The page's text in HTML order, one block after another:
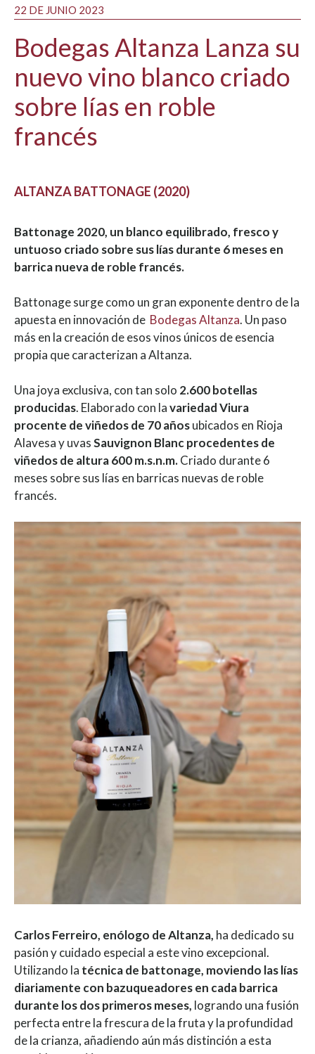
22 DE JUNIO 2023
Bodegas Altanza Lanza su
nuevo vino blanco criado
sobre lías en roble
francés
ALTANZA BATTONAGE (2020)
Battonage 2020, un blanco equilibrado, fresco y
untuoso criado sobre sus lías durante 6 meses en
barrica nueva de roble francés.
Battonage surge como un gran exponente dentro de la
apuesta en innovación de Bodegas Altanza. Un paso
más en la creación de esos vinos únicos de esencia
propia que caracterizan a Altanza.
Una joya exclusiva, con tan solo 2.600 botellas
producidas. Elaborado con lavariedad Viura
procente de viñedos de 70 añosubicados en Rioja
Alavesa y uvasSauvignon Blanc procedentes de
viñedos de altura 600 m.s.n.m.Criado durante 6
meses sobre sus lías en barricas nuevas de roble
francés.
Carlos Ferreiro, enólogo de Altanza, ha dedicado su
pasión y cuidado especial a este vino excepcional.
Utilizando la técnica de battonage, moviendo las lías
diariamente con bazuqueadores en cada barrica
durante los dos primeros meses, logrando una fusión
perfecta entre la frescura de la fruta y la profundidad
de la crianza, añadiendo aún más distinción a esta